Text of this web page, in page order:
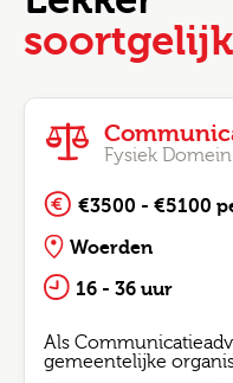
soortgelijk
Fysiek Domein
€3500 - €5100
Woerden
16 - 36 uur
Als
gemeentelijke